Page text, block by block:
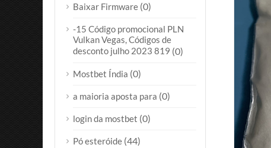
Baixar Firmware (0)
-15 Código promocional PLN
Vulkan Vegas, Códigos de
desconto julho 2023 819 (0)
Mostbet Índia (0)
a maioria aposta para (0)
login da mostbet (0)
Pó esteróide (44)